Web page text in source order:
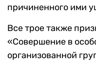
причиненного ими
Все трое также
«Совершение в
организованной